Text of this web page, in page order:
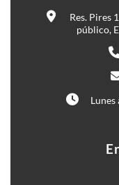
Res. Pires
público,
Lunes